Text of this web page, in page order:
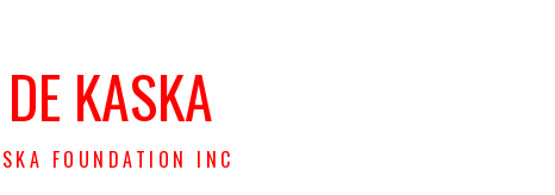
KASKA
FOUNDATION INC